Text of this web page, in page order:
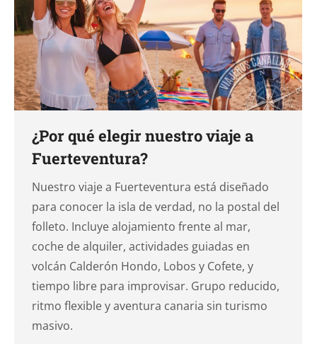
¿Por qué elegir nuestro viaje a
Fuerteventura?
Nuestro viaje a Fuerteventura está diseñado
para conocer la isla de verdad, no la postal del
folleto. Incluye alojamiento frente al mar,
coche de alquiler, actividades guiadas en
volcán Calderón Hondo, Lobos y Cofete, y
tiempo libre para improvisar. Grupo reducido,
ritmo flexible y aventura canaria sin turismo
masivo.